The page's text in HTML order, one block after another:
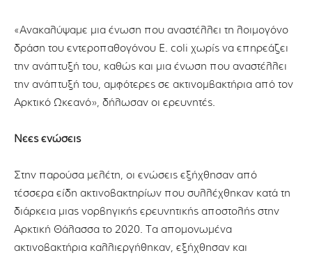
«Ανακαλύψαμε μια ένωση που αναστέλλει τη λοιμογόνο
δράση του εντεροπαθογόνου E. coli χωρίς να επηρεάζει
την ανάπτυξή του, καθώς και μια ένωση που αναστέλλει
την ανάπτυξή του, αμφότερες σε ακτινομβακτήρια από τον
Αρκτικό Ωκεανό», δήλωσαν οι ερευνητές.
Νέες ενώσεις
Στην παρούσα μελέτη, οι ενώσεις εξήχθησαν από
τέσσερα είδη ακτινοβακτηρίων που συλλέχθηκαν κατά τη
διάρκεια μιας νορβηγικής ερευνητικής αποστολής στην
Αρκτική Θάλασσα το 2020. Τα απομονωμένα
ακτινοβακτήρια καλλιεργήθηκαν, εξήχθησαν και